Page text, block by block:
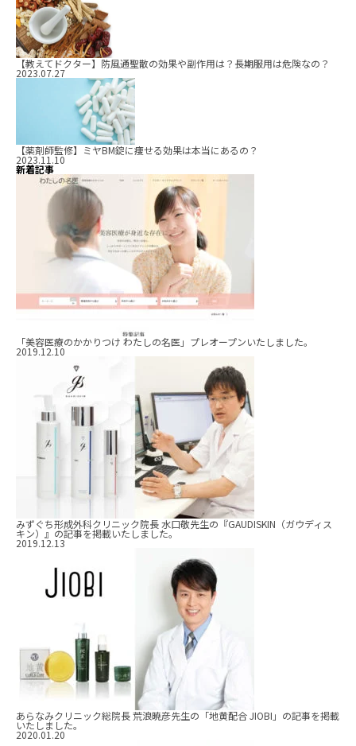
【教えてドクター】防風通聖散の効果や副作用は？長期服用は危険なの？
2023.07.27
【薬剤師監修】ミヤBM錠に痩せる効果は本当にあるの？
2023.11.10
新着記事
「美容医療のかかりつけ わたしの名医」プレオープンいたしました。
2019.12.10
みずぐち形成外科クリニック院長 水口敬先生の『GAUDISKIN（ガウディス
キン）』の記事を掲載いたしました。
2019.12.13
あらなみクリニック総院長 荒浪暁彦先生の「地黄配合 JIOBI」の記事を掲載
いたしました。
2020.01.20